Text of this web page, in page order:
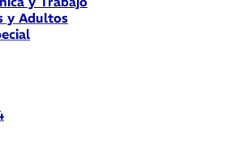
y Adultos